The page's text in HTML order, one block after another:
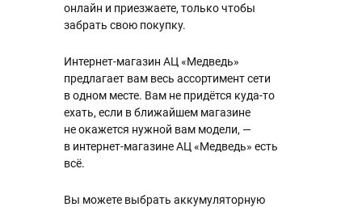
онлайн и приезжаете, только чтобы
забрать свою покупку.
Интернет-магазин АЦ «Медведь»
предлагает вам весь ассортимент сети
в одном месте. Вам не придётся куда-то
ехать, если в ближайшем магазине
не окажется нужной вам модели, —
в интернет-магазине АЦ «Медведь» есть
всё.
Вы можете выбрать аккумуляторную